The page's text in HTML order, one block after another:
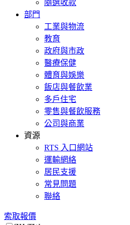
隨選收款
部門
工業與物流
教育
政府與市政
醫療保健
體育與娛樂
飯店與餐飲業
多戶住宅
零售與餐飲服務
公司與商業
資源
RTS 入口網站
運輸網絡
居民支援
常見問題
聯絡
索取報價